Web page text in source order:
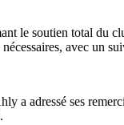
le soutien total du
avec un
a adressé ses